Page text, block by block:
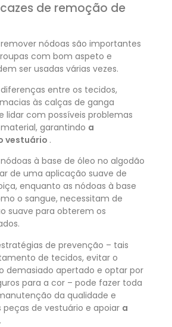
de remoção de
nódoas são importantes
com bom aspeto e
ser usadas várias vezes.
entre os tecidos,
às calças de ganga
lidar com possíveis problemas
garantindo a
vestuário .
à base de óleo no algodão
de uma aplicação suave de
enquanto as nódoas à base
o sangue, necessitam de
suave para obterem os
de prevenção – tais
de tecidos, evitar o
demasiado apertado e optar por
para a cor – pode fazer toda
da qualidade e
peças de vestuário e apoiar a
.